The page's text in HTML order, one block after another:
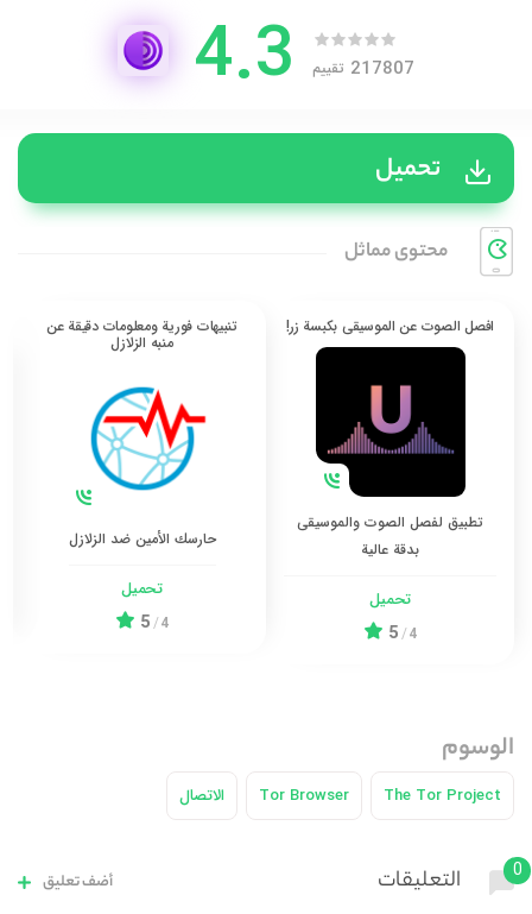
217807 تقييم 4.3
تحميل
محتوی مماثل
افصل الصوت عن الموسيقى بكبسة زر!
تطبيق لفصل الصوت والموسيقى
بدقة عالية
تحميل
4
/
5
تنبيهات فورية ومعلومات دقيقة عن
منبه الزلازل
حارسك الأمين ضد الزلازل
تحميل
4
/
5
الوسوم
The Tor Project
Tor Browser الاتصال
0 التعليقات أضف تعليق